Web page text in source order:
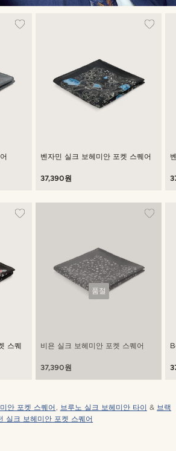
벤자민 실크 보헤미안 포켓 스퀘어
37,390원
스퀘
품절
비욘 실크 보헤미안 포켓 스퀘어
37,390원
안 포켓 스퀘어 , 브루노 실크 보헤미안 타이 & 브랙
실크 보헤미안 포켓 스퀘어